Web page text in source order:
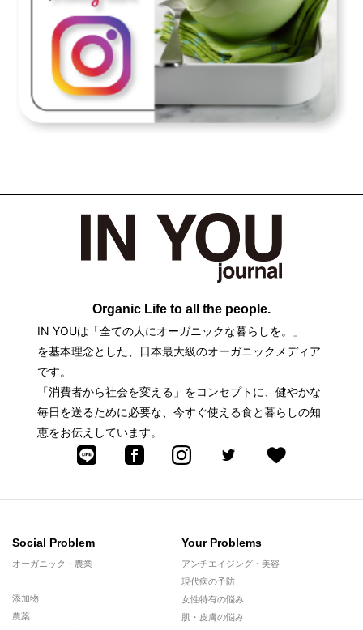
Organic Life to all the people.
IN YOUは「全ての人にオーガニックな暮らしを。」
を基本理念とした、日本最大級のオーガニックメディア
です。
「消費者から社会を変える」をコンセプトに、健やかな
毎日を送るために必要な、今すぐ使える食と暮らしの知
恵をお伝えしています。
Social Problem
オーガニック・農業
添加物
農薬
Your Problems
アンチエイジング・美容
現代病の予防
女性特有の悩み
肌・皮膚の悩み